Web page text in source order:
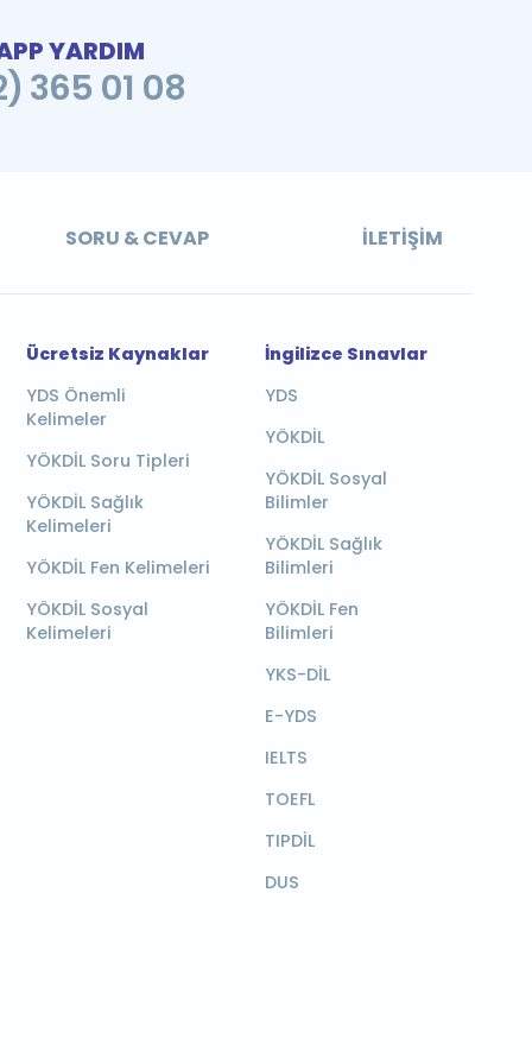
YARDIM
365 01 08
SORU & CEVAP İLETIŞIM
Ücretsiz Kaynaklar
YDS Önemli
Kelimeler
YÖKDİL Soru Tipleri
YÖKDİL Sağlık
Kelimeleri
YÖKDİL Fen Kelimeleri
YÖKDİL Sosyal
Kelimeleri
İngilizce Sınavlar
YDS
YÖKDİL
YÖKDİL Sosyal
Bilimler
YÖKDİL Sağlık
Bilimleri
YÖKDİL Fen
Bilimleri
YKS-DİL
E-YDS
IELTS
TOEFL
TIPDİL
DUS